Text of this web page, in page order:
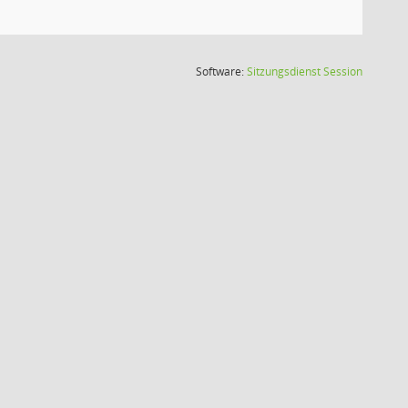
Software:SitzungsdienstSession(Wird in